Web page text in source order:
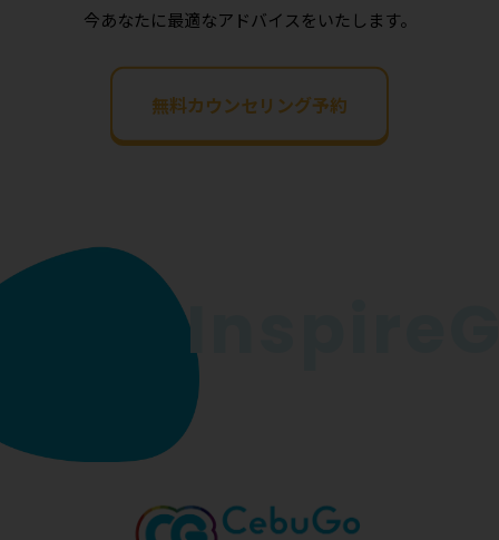
今あなたに最適なアドバイスをいたします。
無料カウンセリング予約